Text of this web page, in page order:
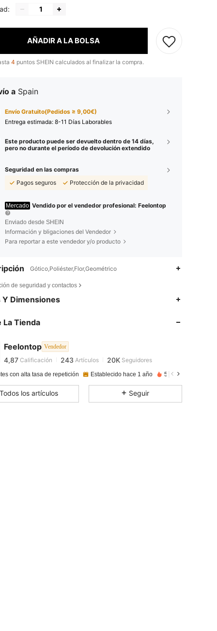
AÑADIR A LA BOLSA
4 puntos SHEIN calculados al finalizar la compra.
a Spain
Envío Gratuito(Pedidos ≥ 9,00€)
Entrega estimada: 8-11 Días Laborables
Este producto puede ser devuelto dentro de 14 días,
pero no durante el período de devolución extendido
Seguridad en las compras
Pagos seguros
Protección de la privacidad
Mercado Vendido por el vendedor profesional: Feelontop
Enviado desde SHEIN
Información y bligaciones del Vendedor
Para reportar a este vendedor y/o producto
Gótico,Poliéster,Flor,Geométrico
de seguridad y contactos
Y Dimensiones
La Tienda
Feelontop Vendedor
4,87
4,87
v***2pagadoHace 1 día
4,87 243 20K
con alta tasa de repetición Establecido hace 1 año 500K+ Vendido
Todos los artículos Seguir